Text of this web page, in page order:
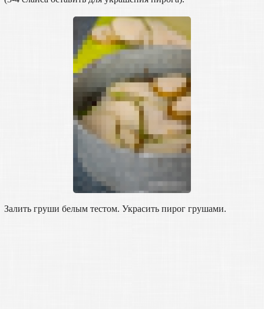
Залить груши белым тестом. Украсить пирог грушами.